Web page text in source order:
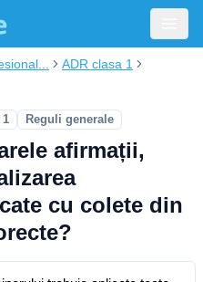
ADR clasa 1
1 Reguli generale
afirmații,
cu colete din